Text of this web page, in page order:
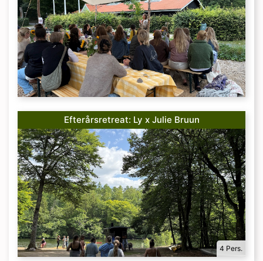
Efterårsretreat: Ly x Julie Bruun
4 Pers.